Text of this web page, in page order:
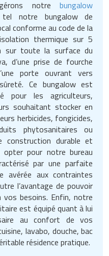
notrebungalow
notre bungalow de
conforme au code de la
thermique sur 5
sur toute la surface du
d’une prise de fourche
porte ouvrant vers
Ce bungalow est
pour les agriculteurs,
souhaitant stocker en
herbicides, fongicides,
phytosanitaires ou
construction durable et
pour notre bureau
par une parfaite
avérée aux contraintes
l’avantage de pouvoir
besoins. Enfin, notre
est équipé quant à lui
au confort de vos
lavabo, douche, bac
résidence pratique.